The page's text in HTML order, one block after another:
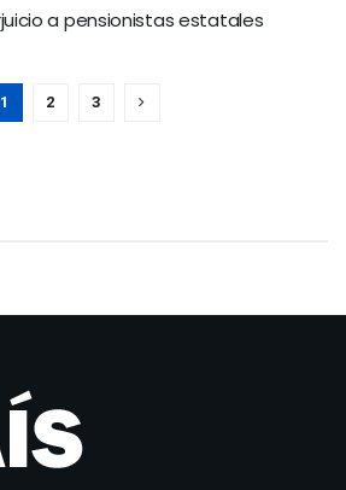
a pensionistas estatales
1 2 3